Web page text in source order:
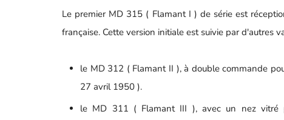
Le premier MD 315 ( Flamant I ) de série est
française. Cette version initiale est suivie par d'autres
le MD 312 ( Flamant II ), à double commande
27 avril 1950 ).
le MD 311 ( Flamant III ), avec un nez vitré